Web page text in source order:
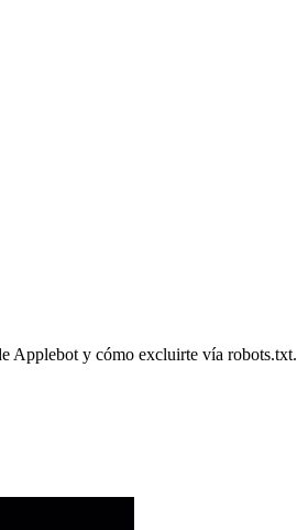
Applebot y cómo excluirte vía robots.txt.